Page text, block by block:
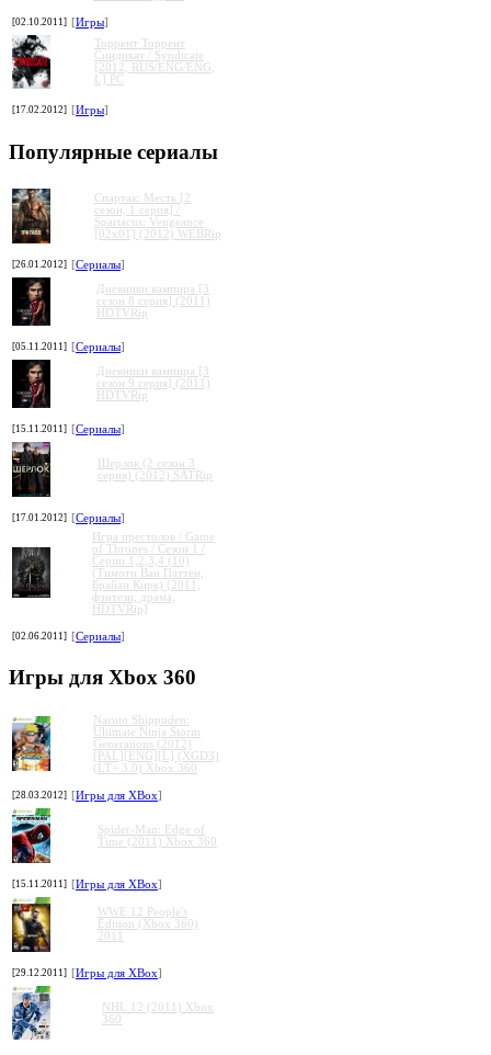
[02.10.2011] [Игры]
Торрент Торрент
Cиндикат / Syndicate
[2012, RUS/ENG/ENG,
L] PC
[17.02.2012] [Игры]
Популярные сериалы
Спартак: Месть [2
сезон, 1 серия] /
Spartacus: Vengeance
[02x01] (2012) WEBRip
[26.01.2012] [Сериалы]
Дневники вампира [3
сезон 8 серия] (2011)
HDTVRip
[05.11.2011] [Сериалы]
Дневники вампира [3
сезон 9 серия] (2011)
HDTVRip
[15.11.2011] [Сериалы]
Шерлок (2 сезон 3
серия) (2012) SATRip
[17.01.2012] [Сериалы]
Игра престолов / Game
of Thrones / Сезон 1 /
Серии 1,2,3,4 (10)
(Тимоти Ван Паттен,
Брайан Кирк) [2011,
фэнтези, драма,
HDTVRip]
[02.06.2011] [Сериалы]
Игры для Xbox 360
Naruto Shippuden:
Ultimate Ninja Storm
Generations (2012)
[PAL][ENG][L] (XGD3)
(LT+ 3.0) Xbox 360
[28.03.2012] [Игры для XBox]
Spider-Man: Edge of
Time (2011) Xbox 360
[15.11.2011] [Игры для XBox]
WWE 12 People's
Edition (Xbox 360)
2011
[29.12.2011] [Игры для XBox]
NHL 12 (2011) Xbox
360